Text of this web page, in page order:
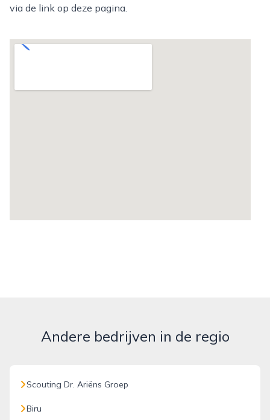
via de link op deze pagina.
Andere bedrijven in de regio
Scouting Dr. Ariëns Groep
Biru